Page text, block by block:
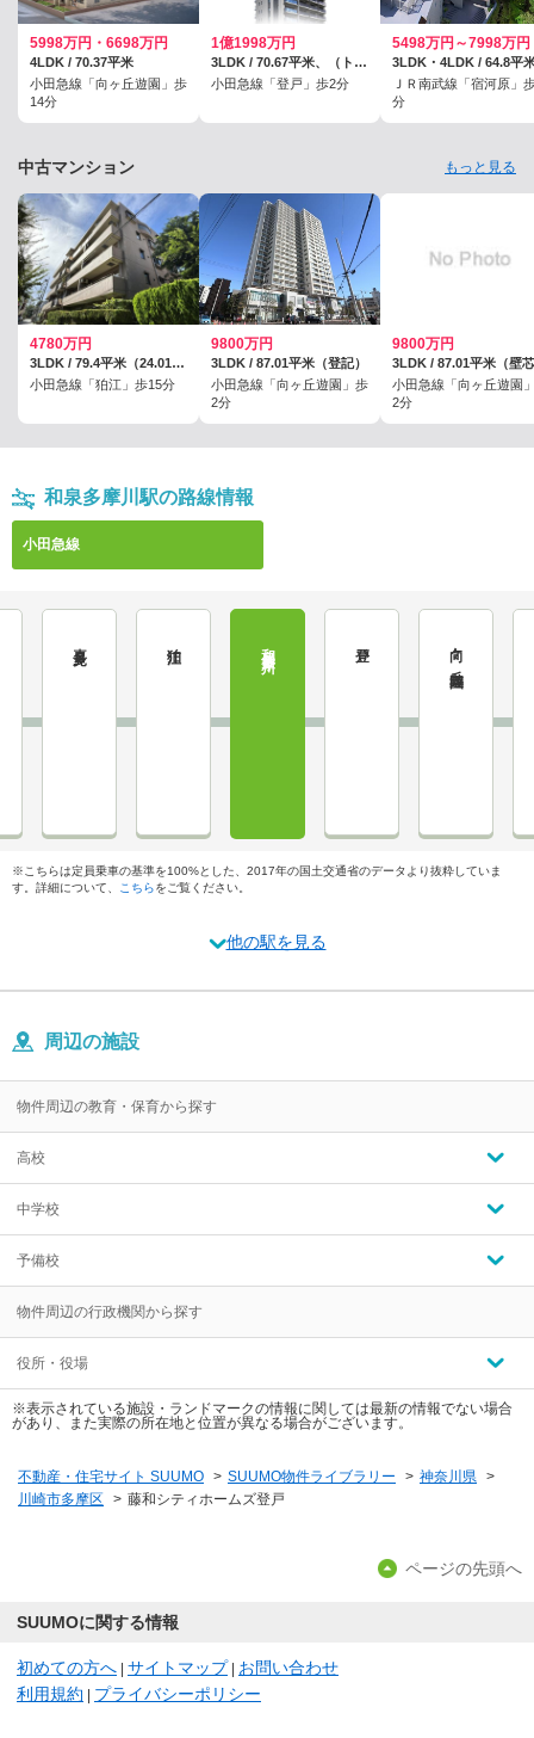
5998万円・6698万円
4LDK / 70.37平米
小田急線「向ヶ丘遊園」歩
14分
1億1998万円
3LDK / 70.67平米、（トランクルーム兼各戸宅配ボックス面積0.38平米を含む）
小田急線「登戸」歩2分
5498万円～7998万円
ＪＲ南武線「宿河原」
分
中古マンション もっと見る
4780万円
3LDK / 79.4平米（24.01坪）（壁芯）
小田急線「狛江」歩15分
9800万円
3LDK / 87.01平米（登記）
小田急線「向ヶ丘遊園」歩
2分
9800万円
3LDK / 87.01平米（壁
小田急線「向ヶ丘遊園
2分
和泉多摩川駅の路線情報
小田急線
向ヶ丘遊園
※こちらは定員乗車の基準を100%とした、2017年の国土交通省のデータより抜粋していま
す。詳細について、
こちらをご覧ください。
他の駅を見る
周辺の施設
物件周辺の教育・保育から探す
高校
中学校
予備校
物件周辺の行政機関から探す
役所・役場
※表示されている施設・ランドマークの情報に関しては最新の情報でない場合
があり、また実際の所在地と位置が異なる場合がございます。
不動産・住宅サイト SUUMO > SUUMO物件ライブラリー > 神奈川県 >
川崎市多摩区
> 藤和シティホームズ登戸
ページの先頭へ
SUUMOに関する情報
初めての方へ サイトマップ
お問い合わせ
利用規約
プライバシーポリシー